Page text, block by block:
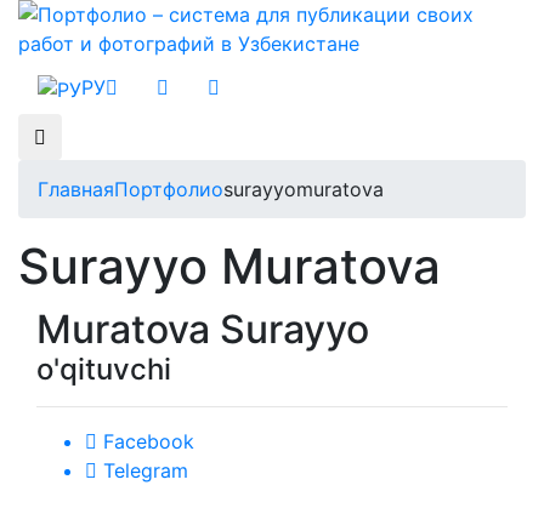
РУ
ГлавнаяПортфолиоsurayyomuratova
Surayyo Muratova
Muratova Surayyo
o'qituvchi
Facebook
Telegram